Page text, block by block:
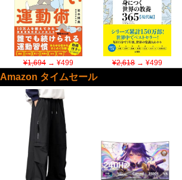
¥1,694→ ¥499 ¥2,618→ ¥499
Amazon タイムセール